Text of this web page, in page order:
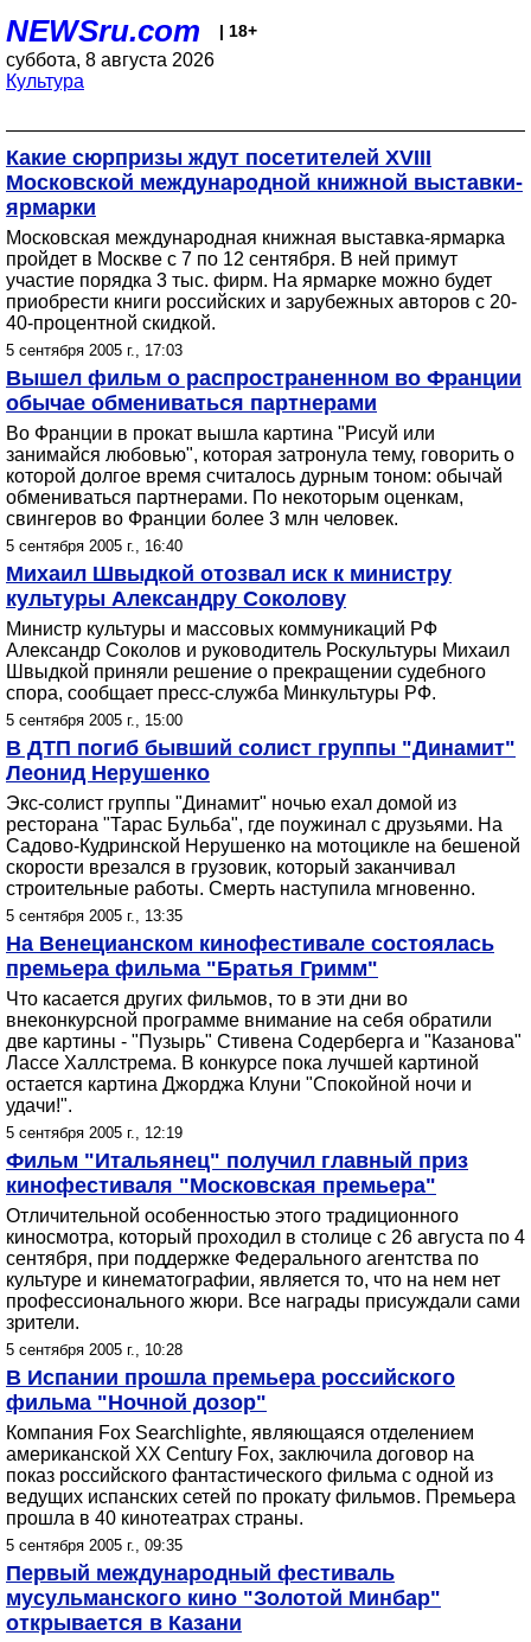
NEWSru.com | 18+
суббота, 8 августа 2026
Культура
Какие сюрпризы ждут посетителей XVIII
Московской международной книжной выставки-
ярмарки
Московская международная книжная выставка-ярмарка
пройдет в Москве с 7 по 12 сентября. В ней примут
участие порядка 3 тыс. фирм. На ярмарке можно будет
приобрести книги российских и зарубежных авторов с 20-
40-процентной скидкой.
5 сентября 2005 г., 17:03
Вышел фильм о распространенном во Франции
обычае обмениваться партнерами
Во Франции в прокат вышла картина "Рисуй или
занимайся любовью", которая затронула тему, говорить о
которой долгое время считалось дурным тоном: обычай
обмениваться партнерами. По некоторым оценкам,
свингеров во Франции более 3 млн человек.
5 сентября 2005 г., 16:40
Михаил Швыдкой отозвал иск к министру
культуры Александру Соколову
Министр культуры и массовых коммуникаций РФ
Александр Соколов и руководитель Роскультуры Михаил
Швыдкой приняли решение о прекращении судебного
спора, сообщает пресс-служба Минкультуры РФ.
5 сентября 2005 г., 15:00
В ДТП погиб бывший солист группы "Динамит"
Леонид Нерушенко
Экс-солист группы "Динамит" ночью ехал домой из
ресторана "Тарас Бульба", где поужинал с друзьями. На
Садово-Кудринской Нерушенко на мотоцикле на бешеной
скорости врезался в грузовик, который заканчивал
строительные работы. Смерть наступила мгновенно.
5 сентября 2005 г., 13:35
На Венецианском кинофестивале состоялась
премьера фильма "Братья Гримм"
Что касается других фильмов, то в эти дни во
внеконкурсной программе внимание на себя обратили
две картины - "Пузырь" Стивена Содерберга и "Казанова"
Лассе Халлстрема. В конкурсе пока лучшей картиной
остается картина Джорджа Клуни "Спокойной ночи и
удачи!".
5 сентября 2005 г., 12:19
Фильм "Итальянец" получил главный приз
кинофестиваля "Московская премьера"
Отличительной особенностью этого традиционного
киносмотра, который проходил в столице с 26 августа по 4
сентября, при поддержке Федерального агентства по
культуре и кинематографии, является то, что на нем нет
профессионального жюри. Все награды присуждали сами
зрители.
5 сентября 2005 г., 10:28
В Испании прошла премьера российского
фильма "Ночной дозор"
Компания Fox Searchlighte, являющаяся отделением
американской XX Century Fox, заключила договор на
показ российского фантастического фильма с одной из
ведущих испанских сетей по прокату фильмов. Премьера
прошла в 40 кинотеатрах страны.
5 сентября 2005 г., 09:35
Первый международный фестиваль
мусульманского кино "Золотой Минбар"
открывается в Казани